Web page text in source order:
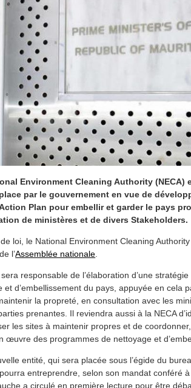
Environment Cleaning Authority (NECA)
par le gouvernement en vue de
Plan pour embellir et garder le pays
de ministères et de divers Stakeholders.
loi, le National Environment Cleaning Authority
l’Assemblée nationale.
responsable de l’élaboration d’une
et d’embellissement du pays, appuyée en cela
la propreté, en consultation avec les
prenantes. Il reviendra aussi à la NECA
les sites à maintenir propres et de
œuvre des programmes de nettoyage et
entité, qui sera placée sous l’égide du
entreprendre, selon son mandat conféré à
a circulé en première lecture pour être